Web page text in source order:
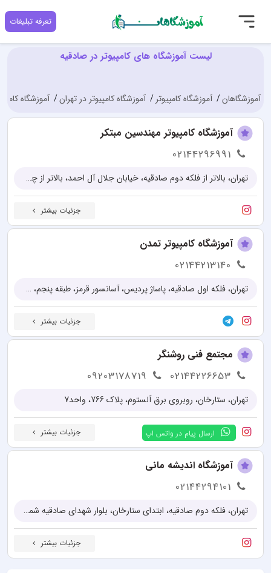
تعرفه تبلیغات
لیست آموزشگاه های کامپیوتر در صادقیه
آموزشگاهان آموزشگاه کامپیوتر آموزشگاه کامپیوتر در تهران آموزشگاه
آموزشگاه کامپیوتر مهندسین مبتکر
02144296991
تهران، بالاتر از فلکه دوم صادقیه، خیابان جلال آل احمد، بالاتر از چهار راه آریافر، اولین خروجی ( خروجی سازمان آب شرقی-پل آزمایش) رو به روی دبیرستان بهشتی، خیابان پردیس اصلی، پلاک ۱۰، واحد یک
جزئیات بیشتر
آموزشگاه کامپیوتر تمدن
02144213140
تهران، فلکه اول صادقیه، پاساژ پردیس، آسانسور قرمز، طبقه پنجم، واحد 14
جزئیات بیشتر
مجتمع فنی روشنگر
02144226653
09203178719
تهران، ستارخان، روبروی برق آلستوم، پلاک 766، واحد7
ارسال پیام در واتس اپ جزئیات بیشتر
آموزشگاه اندیشه مانی
02144294101
تهران، فلکه دوم صادقیه، ابتدای ستارخان، بلوار شهدای صادقیه شمالی، پلاک ۳۰، واحد ۳
جزئیات بیشتر